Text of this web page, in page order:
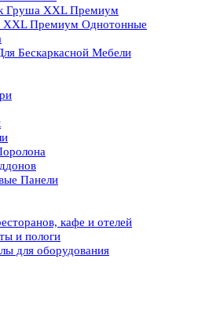
Груша XXL Премиум
XXL Премиум Однотонные
Бескаркасной Мебели
Панели
кафе и отелей
и пологи
для оборудования